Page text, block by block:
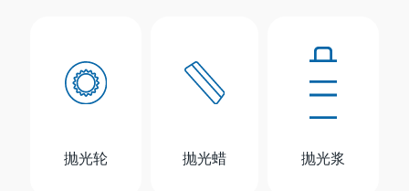
抛光轮 抛光蜡 抛光浆